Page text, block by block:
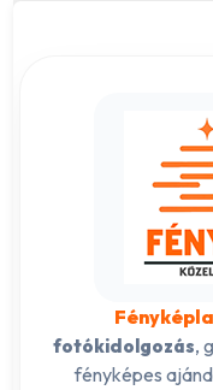
fotókidolgozás,
fényképes